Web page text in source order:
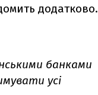
додатково.
банками
усі